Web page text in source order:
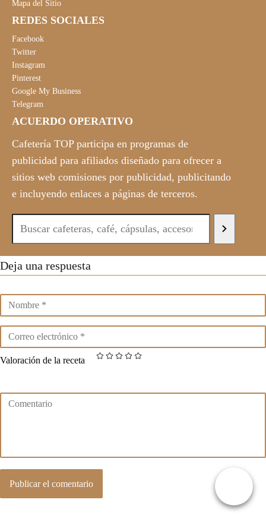
Deja una respuesta
Valoración de la receta
Mapa del Sitio
REDES SOCIALES
Facebook
Twitter
Instagram
Pinterest
Google My Business
Telegram
ACUERDO OPERATIVO
Cafetería TOP participa en programas de
publicidad para afiliados diseñado para ofrecer a
sitios web comisiones por publicidad, publicitando
e incluyendo enlaces a páginas de terceros.